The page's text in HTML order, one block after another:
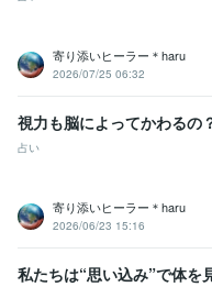
寄り添いヒーラー＊haru
2026/07/25 06:32
視力も脳によってかわるの
占い
寄り添いヒーラー＊haru
2026/06/23 15:16
私たちは“思い込み”で体を